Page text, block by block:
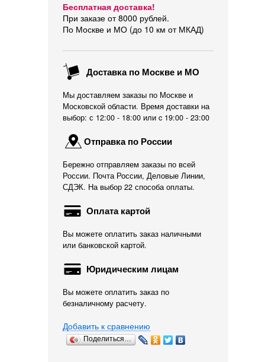
Бесплатная доставка!
При заказе от 8000 рублей.
По Москве и МО (до 10 км от МКАД)
Доставка по Москве и МО
Мы доставляем заказы по Москве и
Московской области. Время доставки на
выбор: с 12:00 - 18:00 или c 19:00 - 23:00
Отправка по России
Бережно отправляем заказы по всей
России. Почта России, Деловые Линии,
СДЭК. На выбор 22 способа оплаты.
Оплата картой
Вы можете оплатить заказ наличными
или банковской картой.
Юридическим лицам
Вы можете оплатить заказ по
безналичному расчету.
Добавить к сравнению
Поделиться…